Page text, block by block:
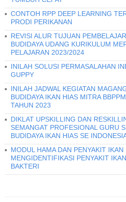
CONTOH RPP DEEP LEARNING
PRODI PERIKANAN
REVISI ALUR TUJUAN
BUDIDAYA UDANG KURIKULUM
PELAJARAN 2023/2024
INILAH SOLUSI PERMASALAHAN
GUPPY
INILAH JADWAL KEGIATAN
BUDIDAYA IKAN HIAS MITRA
TAHUN 2023
DIKLAT UPSKILLING DAN
SEMANGAT PROFESIONAL GURU
BUDIDAYA IKAN HIAS SE
MODUL HAMA DAN PENYAKIT IKAN
MENGIDENTIFIKASI PENYAKIT
BAKTERI